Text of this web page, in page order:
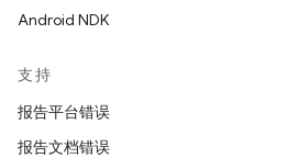
Android NDK
支持
报告平台错误
报告文档错误